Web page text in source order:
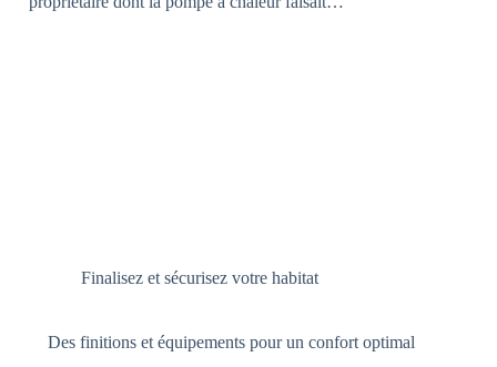
Finalisez et sécurisez votre habitat
Des finitions et équipements pour un confort optimal